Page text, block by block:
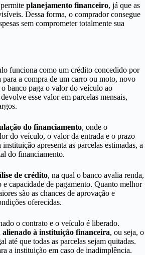
planejamento financeiro, já que as
Dessa forma, o comprador consegue
sem comprometer totalmente sua
funciona como um crédito concedido por
a compra de um carro ou moto, novo
banco paga o valor do veículo ao
esse valor em parcelas mensais,
do financiamento, onde o
do veículo, o valor da entrada e o prazo
apresenta as parcelas estimadas, a
do financiamento.
de crédito, na qual o banco avalia renda,
capacidade de pagamento. Quanto melhor
são as chances de aprovação e
oferecidas.
o contrato e o veículo é liberado.
alienado à instituição financeira, ou seja, o
até que todas as parcelas sejam quitadas.
a instituição em caso de inadimplência.